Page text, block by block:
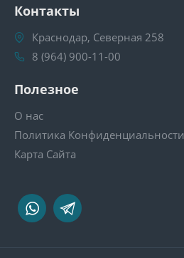
Контакты
Краснодар, Северная 258
8 (964) 900-11-00
Полезное
О нас
Политика Конфиденциальности
Карта Сайта